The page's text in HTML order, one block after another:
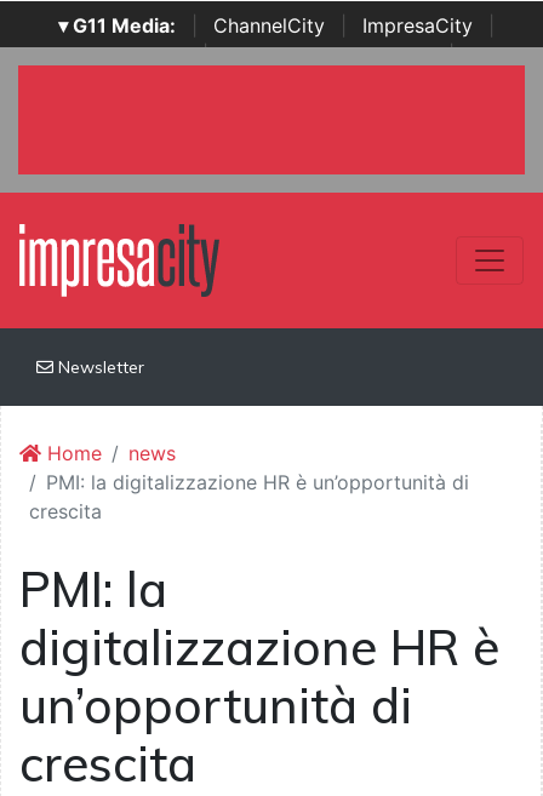
▾ G11 Media: ChannelCity ImpresaCity
SecurityOpenLab | Italian Channel Awards | Italian
Newsletter
Home
news
PMI: la digitalizzazione HR è un’opportunità di
crescita
PMI: la
digitalizzazione HR è
un’opportunità di
crescita